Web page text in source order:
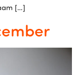
[…]